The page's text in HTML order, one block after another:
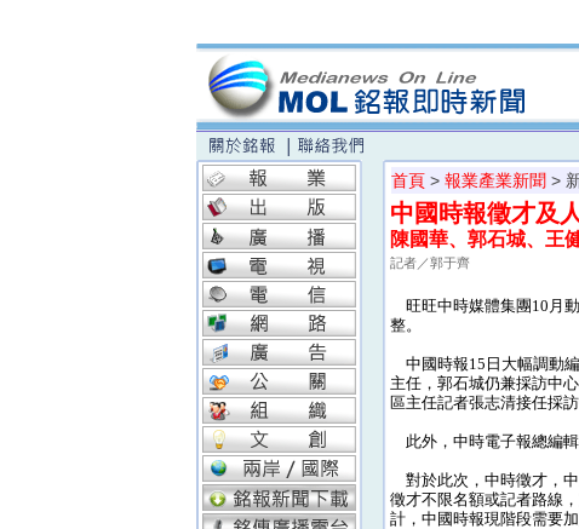
首頁 > 報業產業新聞 >
中國時報徵才及
陳國華、郭石城、王
記者／郭于齊
旺旺中時媒體集團10月
整。
中國時報15日大幅調動
主任，郭石城仍兼採訪中
區主任記者張志清接任採
此外，中時電子報總編輯
對於此次，中時徵才，中
徵才不限名額或記者路線
計，中國時報現階段需要